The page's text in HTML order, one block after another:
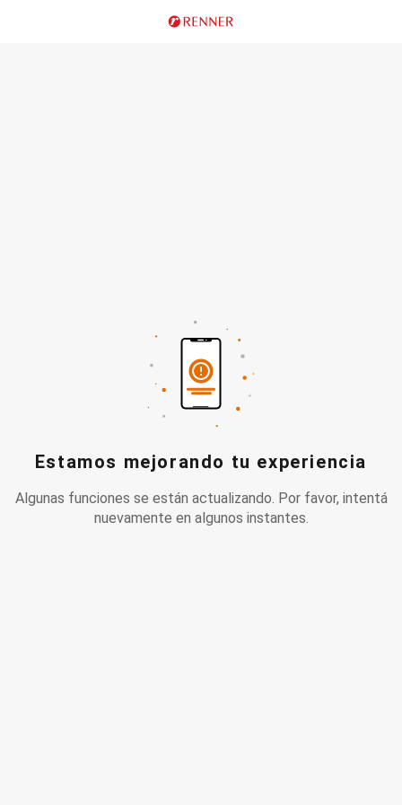
Estamos mejorando tu experiencia
Algunas funciones se están actualizando. Por favor, intentá
nuevamente en algunos instantes.